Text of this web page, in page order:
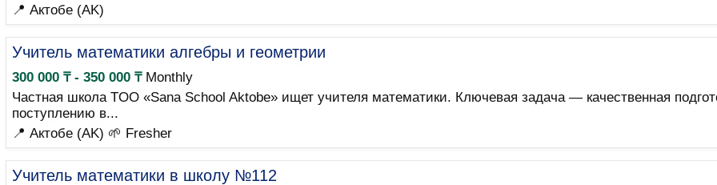
📍 Актобе (AK)
Учитель математики алгебры и геометрии
300 000 ₸ - 350 000 ₸Monthly
Частная школа TOO «Sana School Aktobe» ищет учителя математики. Ключевая задача — качественная
поступлению в...
📍 Актобе (AK) 🌱 Fresher
Учитель математики в школу №112